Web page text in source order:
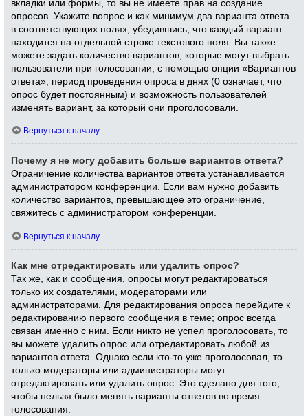
вкладки или формы, то вы не имеете прав на создание
опросов. Укажите вопрос и как минимум два варианта ответа
в соответствующих полях, убедившись, что каждый вариант
находится на отдельной строке текстового поля. Вы также
можете задать количество вариантов, которые могут выбрать
пользователи при голосовании, с помощью опции «Вариантов
ответа», период проведения опроса в днях (0 означает, что
опрос будет постоянным) и возможность пользователей
изменять вариант, за который они проголосовали.
Вернуться к началу
Почему я не могу добавить больше вариантов ответа?
Ограничение количества вариантов ответа устанавливается
администратором конференции. Если вам нужно добавить
количество вариантов, превышающее это ограничение,
свяжитесь с администратором конференции.
Вернуться к началу
Как мне отредактировать или удалить опрос?
Так же, как и сообщения, опросы могут редактироваться
только их создателями, модераторами или
администраторами. Для редактирования опроса перейдите к
редактированию первого сообщения в теме; опрос всегда
связан именно с ним. Если никто не успел проголосовать, то
вы можете удалить опрос или отредактировать любой из
вариантов ответа. Однако если кто-то уже проголосовал, то
только модераторы или администраторы могут
отредактировать или удалить опрос. Это сделано для того,
чтобы нельзя было менять варианты ответов во время
голосования.